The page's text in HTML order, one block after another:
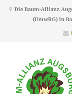
Die Baum-Allianz
(UmwRG) in